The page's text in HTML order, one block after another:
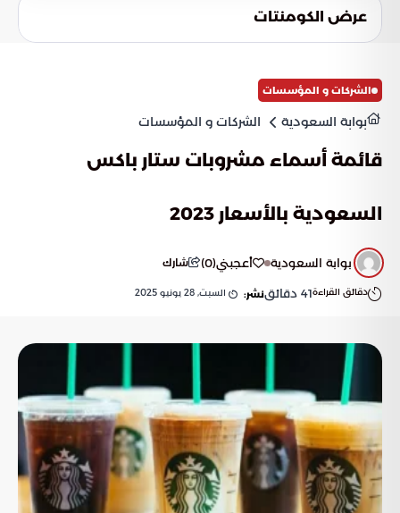
عرض الكومنتات
الشركات و المؤسسات
بوابة السعودية الشركات و المؤسسات
قائمة أسماء مشروبات ستار باكس
السعودية بالأسعار 2023
بوابة السعودية أعجبني(
0
) شارك
دقائق القراءة41 دقائقنشر: السبت, 28 يونيو 2025